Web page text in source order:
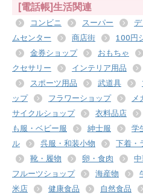
[電話帳]生活関連
コンビニ スーパー
ムセンター
商店街 100円
金券ショップ
おもちゃ
クセサリー
インテリア用品
スポーツ用品
武道具
ップ
フラワーショップ メ
サイクルショップ
衣料品店
も服・ベビー服
紳士服 学
ル
呉服・和装小物 下着・
靴・履物
卵・食肉
フルーツショップ
海産物
米店
健康食品 自然食品